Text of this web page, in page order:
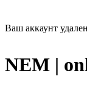
Ваш аккаунт
NEM |